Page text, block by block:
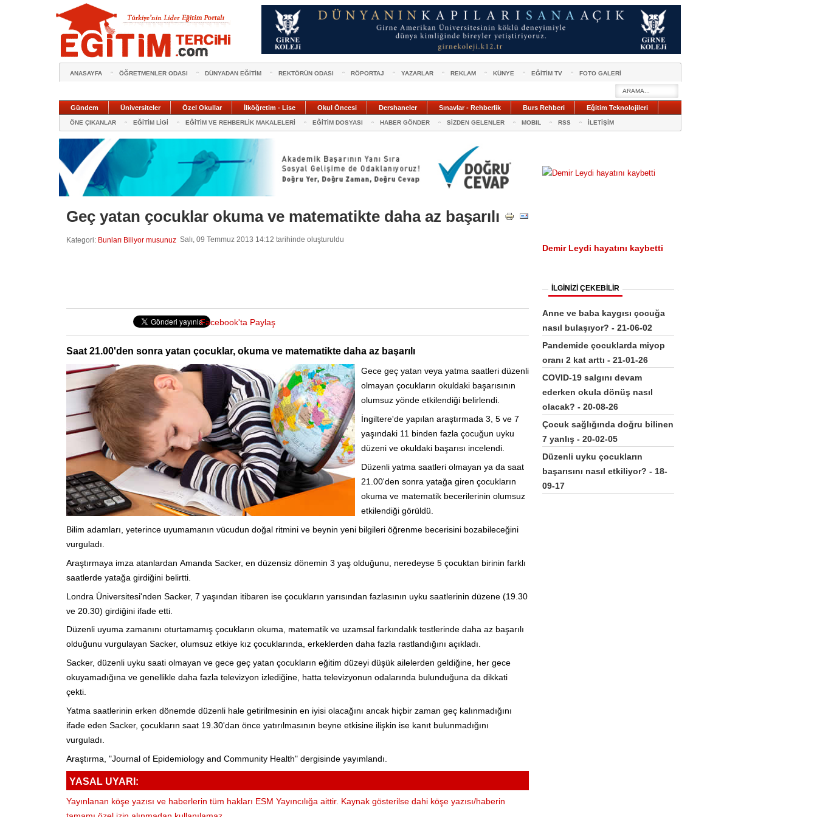
ANASAYFA ÖĞRETMENLER ODASI DÜNYADAN EĞİTİM REKTÖRÜN ODASI RÖPORTAJ YAZARLAR REKLAM KÜNYE EĞİTİM TV FOTO GALERİ
Gündem Üniversiteler Özel Okullar İlköğretim - Lise Okul Öncesi Dershaneler Sınavlar - Rehberlik Burs Rehberi Eğitim Teknolojileri
ÖNE ÇIKANLAR EĞİTİM LİGİ EĞİTİM VE REHBERLİK MAKALELERİ EĞİTİM DOSYASI HABER GÖNDER SİZDEN GELENLER MOBIL RSS İLETİŞİM
Geç yatan çocuklar okuma ve matematikte daha az başarılı
Kategori: Bunları Biliyor musunuz Salı, 09 Temmuz 2013 14:12 tarihinde oluşturuldu
Facebook'ta Paylaş
Saat 21.00'den sonra yatan çocuklar, okuma ve matematikte daha az başarılı
Gece geç yatan veya yatma saatleri düzenli
olmayan çocukların okuldaki başarısının
olumsuz yönde etkilendiği belirlendi.
İngiltere'de yapılan araştırmada 3, 5 ve 7
yaşındaki 11 binden fazla çocuğun uyku
düzeni ve okuldaki başarısı incelendi.
Düzenli yatma saatleri olmayan ya da saat
21.00'den sonra yatağa giren çocukların
okuma ve matematik becerilerinin olumsuz
etkilendiği görüldü.
Bilim adamları, yeterince uyumamanın vücudun doğal ritmini ve beynin yeni bilgileri öğrenme becerisini bozabileceğini
vurguladı.
Araştırmaya imza atanlardan Amanda Sacker, en düzensiz dönemin 3 yaş olduğunu, neredeyse 5 çocuktan birinin farklı
saatlerde yatağa girdiğini belirtti.
Londra Üniversitesi'nden Sacker, 7 yaşından itibaren ise çocukların yarısından fazlasının uyku saatlerinin düzene (19.30
ve 20.30) girdiğini ifade etti.
Düzenli uyuma zamanını oturtamamış çocukların okuma, matematik ve uzamsal farkındalık testlerinde daha az başarılı
olduğunu vurgulayan Sacker, olumsuz etkiye kız çocuklarında, erkeklerden daha fazla rastlandığını açıkladı.
Sacker, düzenli uyku saati olmayan ve gece geç yatan çocukların eğitim düzeyi düşük ailelerden geldiğine, her gece
okuyamadığına ve genellikle daha fazla televizyon izlediğine, hatta televizyonun odalarında bulunduğuna da dikkati
çekti.
Yatma saatlerinin erken dönemde düzenli hale getirilmesinin en iyisi olacağını ancak hiçbir zaman geç kalınmadığını
ifade eden Sacker, çocukların saat 19.30'dan önce yatırılmasının beyne etkisine ilişkin ise kanıt bulunmadığını
vurguladı.
Araştırma, "Journal of Epidemiology and Community Health" dergisinde yayımlandı.
YASAL UYARI:
Yayınlanan köşe yazısı ve haberlerin tüm hakları ESM Yayıncılığa aittir. Kaynak gösterilse dahi köşe yazısı/haberin
Demir Leydi hayatını kaybetti
İLGİNİZİ ÇEKEBİLİR
Anne ve baba kaygısı çocuğa
nasıl bulaşıyor? - 21-06-02
Pandemide çocuklarda miyop
oranı 2 kat arttı - 21-01-26
COVID-19 salgını devam
ederken okula dönüş nasıl
olacak? - 20-08-26
Çocuk sağlığında doğru bilinen
7 yanlış - 20-02-05
Düzenli uyku çocukların
başarısını nasıl etkiliyor? - 18-
09-17